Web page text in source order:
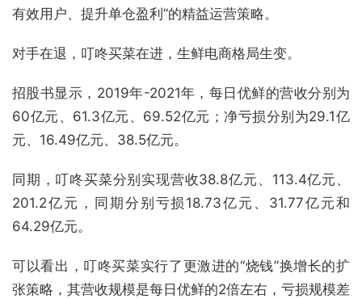
有效用户、提升单仓盈利”的精益运营策略。
对手在退，叮咚买菜在进，生鲜电商格局生变。
招股书显示，2019年-2021年，每日优鲜的营收分别为
60亿元、61.3亿元、69.52亿元；净亏损分别为29.1亿
元、16.49亿元、38.5亿元。
同期，叮咚买菜分别实现营收38.8亿元、113.4亿元、
201.2亿元，同期分别亏损18.73亿元、31.77亿元和
64.29亿元。
可以看出，叮咚买菜实行了更激进的“烧钱”换增长的扩
张策略，其营收规模是每日优鲜的2倍左右，亏损规模差